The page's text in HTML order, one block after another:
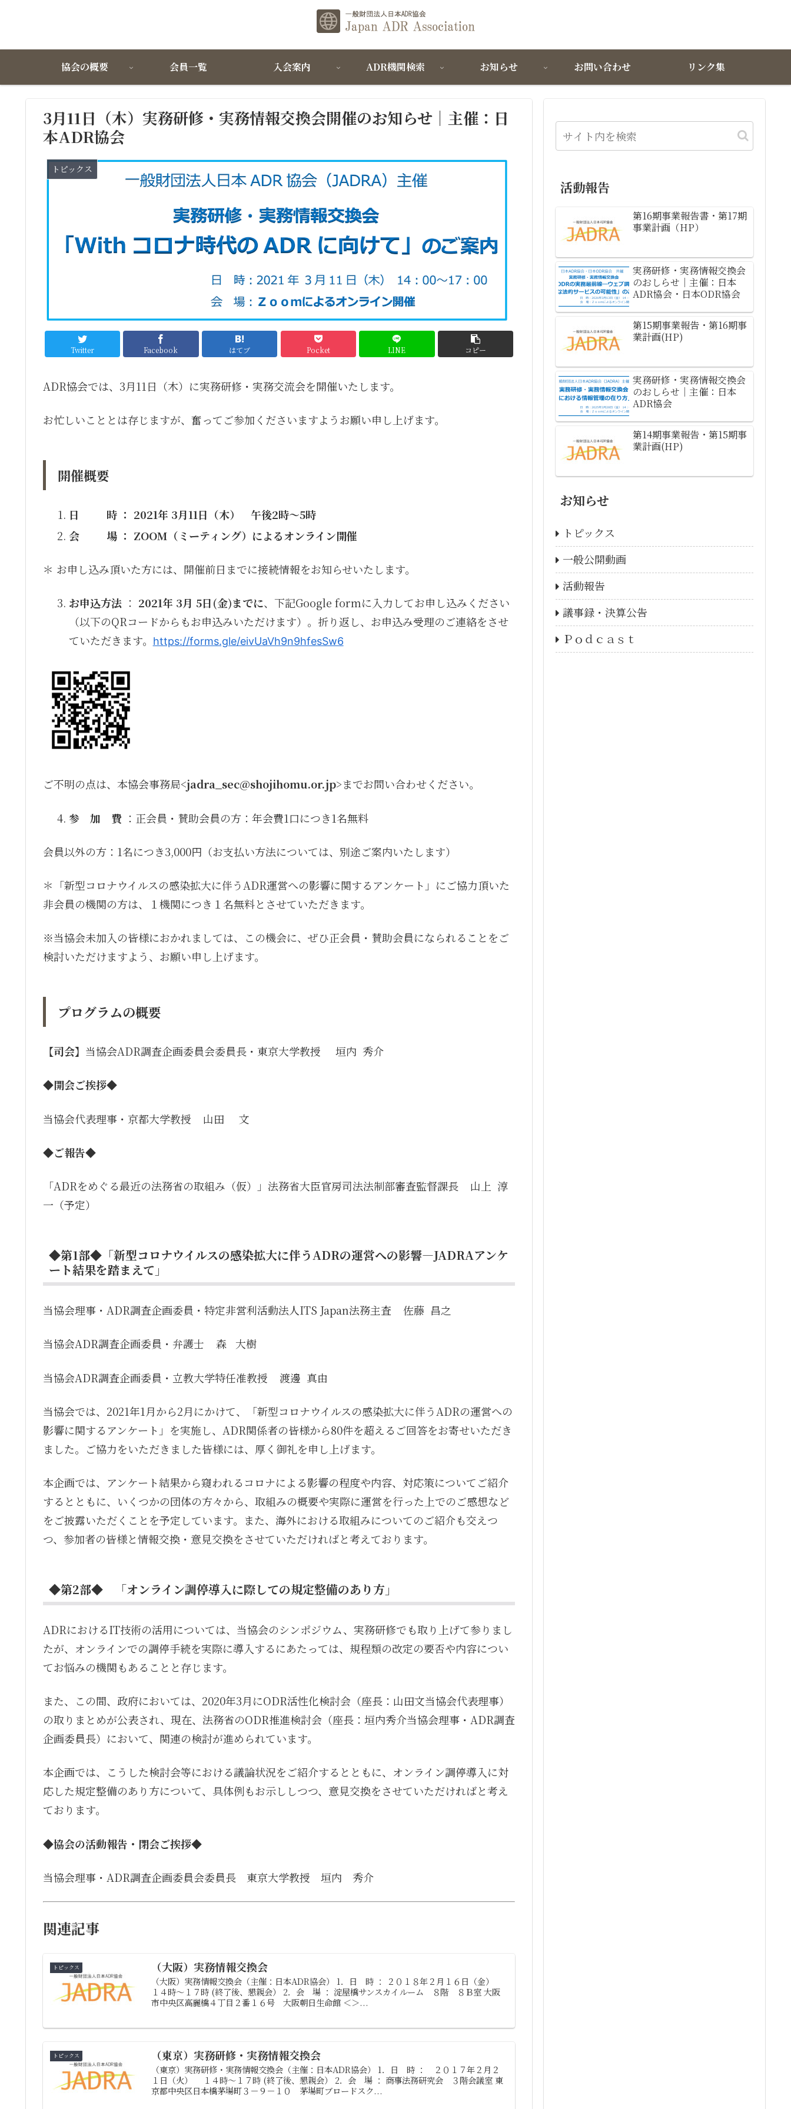
協会の概要 会員一覧 入会案内 ADR機関検索 お知らせ お問い合わせ リンク集
3月11日（木）実務研修・実務情報交換会開催のお知らせ｜主催：日
本ADR協会
トピックス
Twitter Facebook はてブ Pocket LINE コピー
ADR協会では、3月11日（木）に実務研修・実務交流会を開催いたします。
お忙しいこととは存じますが、奮ってご参加くださいますようお願い申し上げます。
開催概要
日 時 ： 2021年 3月11日（木） 午後2時～5時
会 場 ： ZOOM（ミーティング）によるオンライン開催
＊ お申し込み頂いた方には、開催前日までに接続情報をお知らせいたします。
お申込方法 ： 2021年 3月 5日(金)までに、下記Google formに入力してお申し込みください
（以下のQRコードからもお申込みいただけます）。 折り返し、お申込み受理のご連絡をさせ
ていただきます。
https://forms.gle/eivUaVh9n9hfesSw6
ご不明の点は、本協会事務局<jadra_sec@shojihomu.or.jp>までお問い合わせください。
参 加 費 ： 正会員・賛助会員の方：年会費1口につき1名無料
会員以外の方：1名につき3,000円 （お支払い方法については、別途ご案内いたします）
＊「新型コロナウイルスの感染拡大に伴うADR運営への影響に関するアンケート」にご協力頂いた
非会員の機関の方は、１機関につき１名無料とさせていただきます。
※当協会未加入の皆様におかれましては、この機会に、ぜひ正会員・賛助会員になられることをご
検討いただけますよう、お願い申し上げます。
プログラムの概要
【司会】 当協会ADR調査企画委員会委員長・東京大学教授 垣内 秀介
◆開会ご挨拶◆
当協会代表理事・京都大学教授 山田 文
◆ご報告◆
「ADRをめぐる最近の法務省の取組み（仮）」 法務省大臣官房司法法制部審査監督課長 山上 淳
一（予定）
◆第1部◆「新型コロナウイルスの感染拡大に伴うADRの運営への影響―JADRAアンケ
ート結果を踏まえて」
当協会理事・ADR調査企画委員・特定非営利活動法人ITS Japan法務主査 佐藤 昌之
当協会ADR調査企画委員・弁護士 森 大樹
当協会ADR調査企画委員・立教大学特任准教授 渡邊 真由
当協会では、2021年1月から2月にかけて、「新型コロナウイルスの感染拡大に伴うADRの運営への
影響に関するアンケート」を実施し、ADR関係者の皆様から80件を超えるご回答をお寄せいただき
ました。ご協力をいただきました皆様には、厚く御礼を申し上げます。
本企画では、アンケート結果から窺われるコロナによる影響の程度や内容、対応策についてご紹介
するとともに、いくつかの団体の方々から、取組みの概要や実際に運営を行った上でのご感想など
をご披露いただくことを予定しています。また、海外における取組みについてのご紹介も交えつ
つ、参加者の皆様と情報交換・意見交換をさせていただければと考えております。
◆第2部◆ 「オンライン調停導入に際しての規定整備のあり方」
ADRにおけるIT技術の活用については、当協会のシンポジウム、実務研修でも取り上げて参りまし
たが、オンラインでの調停手続を実際に導入するにあたっては、規程類の改定の要否や内容につい
てお悩みの機関もあることと存じます。
また、この間、政府においては、2020年3月にODR活性化検討会（座長：山田文当協会代表理事）
の取りまとめが公表され、現在、法務省のODR推進検討会（座長：垣内秀介当協会理事・ADR調査
企画委員長）において、関連の検討が進められています。
本企画では、こうした検討会等における議論状況をご紹介するとともに、オンライン調停導入に対
応した規定整備のあり方について、具体例もお示ししつつ、意見交換をさせていただければと考え
ております。
◆協会の活動報告・閉会ご挨拶◆
当協会理事・ADR調査企画委員会委員長 東京大学教授 垣内 秀介
関連記事
トピックス （大阪）実務情報交換会
（大阪）実務情報交換会（主催：日本ADR協会） 1．日 時 ： ２０１８年２月１６日（金）
１４時～１７時 (終了後、懇親会） 2．会 場 ： 淀屋橋サンスカイルーム ８階 ８Ｂ室 大阪
市中央区高麗橋４丁目２番１６号 大阪朝日生命館 ＜＞...
トピックス （東京）実務研修・実務情報交換会
（東京）実務研修・実務情報交換会（主催：日本ADR協会） 1．日 時 ： ２０１７年２月２
１日（火） １４時～１７時 (終了後、懇親会） 2．会 場 ： 商事法務研究会 ３階会議室 東
京都中央区日本橋茅場町３－９－１０ 茅場町ブロードスク...
活動報告
第16期事業報告書・第17期
事業計画（HP）
実務研修・実務情報交換会
のおしらせ｜主催：日本
ADR協会・日本ODR協会
第15期事業報告・第16期事
業計画(HP)
実務研修・実務情報交換会
のおしらせ｜主催：日本
ADR協会
第14期事業報告・第15期事
業計画(HP)
お知らせ
トピックス
一般公開動画
活動報告
議事録・決算公告
Ｐｏｄｃａｓｔ